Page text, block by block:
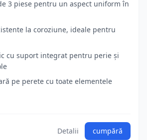
3 piese pentru un aspect uniform în
la coroziune, ideale pentru
cu suport integrat pentru perie și
pe perete cu toate elementele
Detalii cumpără